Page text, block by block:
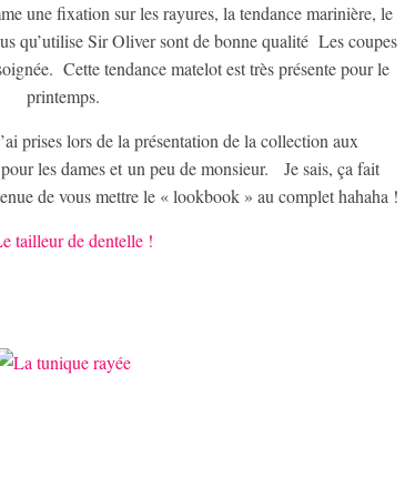
une fixation sur les rayures, la tendance marinière, le
qu’utilise Sir Oliver sont de bonne qualité Les coupes
Cette tendance matelot est très présente pour le
printemps.
prises lors de la présentation de la collection aux
les dames et un peu de monsieur. Je sais, ça fait
de vous mettre le « lookbook » au complet hahaha !